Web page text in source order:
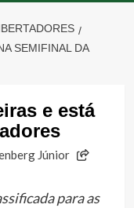
SEMIFINAL DA
e está
Júnior
para as